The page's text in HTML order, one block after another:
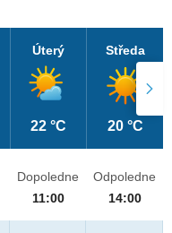
Úterý
22 °C
Středa
20 °C
Dopoledne
11:00
Odpoledne
14:00